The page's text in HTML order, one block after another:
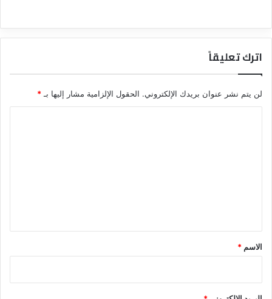
اترك تعليقاً
لن يتم نشر عنوان بريدك الإلكتروني. الحقول الإلزامية مشار إليها بـ *
*
الاسم *